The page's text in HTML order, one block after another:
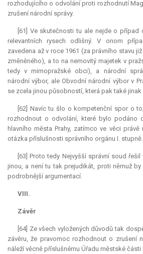
rozhodujícího o odvolání proti rozhodnutí
zrušení národní správy.
[61] Ve skutečnosti tu ale nejde o případ
relevantních rysech odlišný. V onom
zavedena až v roce 1961 (za právního stavu
změněného), a to na nemovitý majetek v
tedy v mimopražské obci), a národní
národní výbor, ale Obvodní národní výbor v
se zcela jinou působností, která pak také
[62] Navíc tu šlo o kompetenční spor o
rozhodnout o odvolání, které bylo podáno
hlavního města Prahy, zatímco ve věci
otázka příslušnosti správního orgánu I. stupně.
[63] Proto tedy Nejvyšší správní soud
jinou, a není tu tak prejudikát, proti němuž
podrobnější argumentací.
VIII.
Závěr
[64] Ze všech vyložených důvodů tak
závěru, že pravomoc rozhodnout o zrušení
náleží věcně příslušnému Úřadu městské části